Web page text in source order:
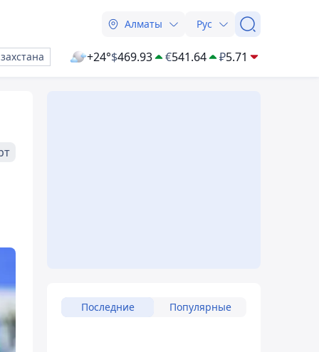
Алматы Рус
+24°$469.93 €541.64 ₽5.71
Последние Популярные